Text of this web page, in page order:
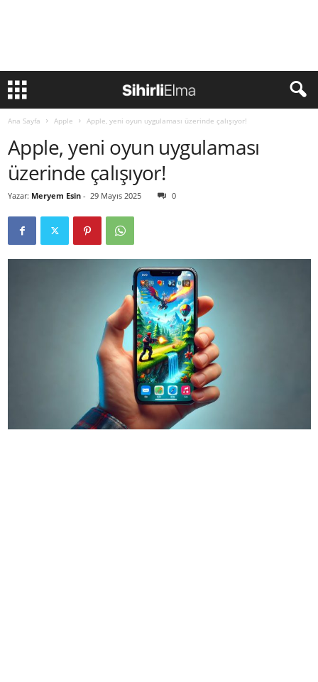
Ana Sayfa Apple Apple, yeni oyun uygulaması üzerinde çalışıyor!
Apple, yeni oyun uygulaması
üzerinde çalışıyor!
Yazar: Meryem Esin - 29 Mayıs 2025 0